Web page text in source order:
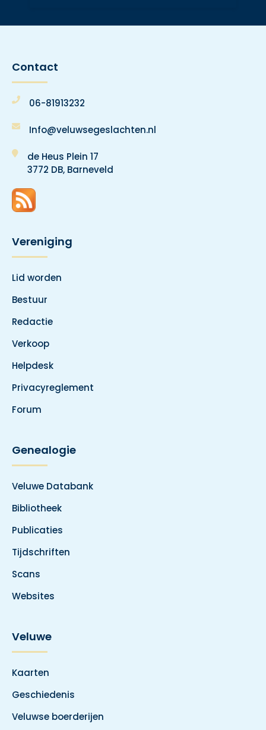
Contact
06-81913232
Info@veluwsegeslachten.nl
de Heus Plein 17
3772 DB, Barneveld
Vereniging
Lid worden
Bestuur
Redactie
Verkoop
Helpdesk
Privacyreglement
Forum
Genealogie
Veluwe Databank
Bibliotheek
Publicaties
Tijdschriften
Scans
Websites
Veluwe
Kaarten
Geschiedenis
Veluwse boerderijen